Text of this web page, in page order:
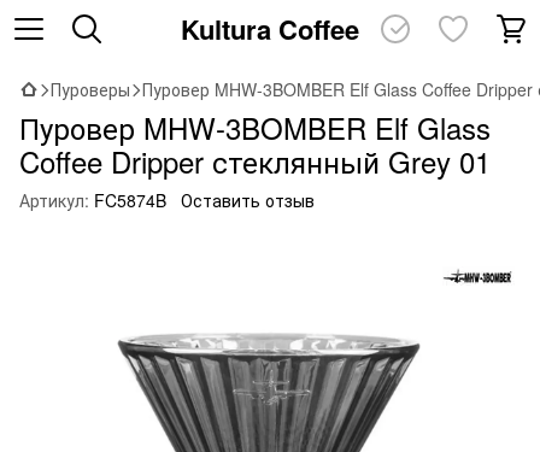
Kultura Coffee
Пуроверы Пуровер MHW-3BOMBER Elf Glass Coffee
Пуровер MHW-3BOMBER Elf Glass
Coffee Dripper стеклянный Grey 01
Артикул: FC5874B Оставить отзыв